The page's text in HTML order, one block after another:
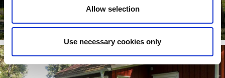
Allow selection
Use necessary cookies only
Läs mer